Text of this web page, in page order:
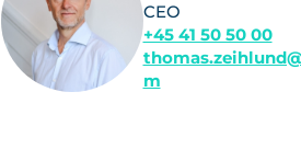
CEO
+45 41 50 50 00
m